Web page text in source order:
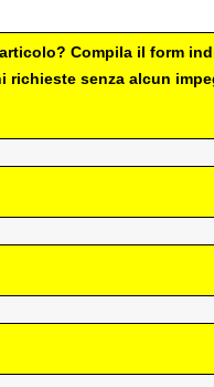
Compila il form
senza alcun